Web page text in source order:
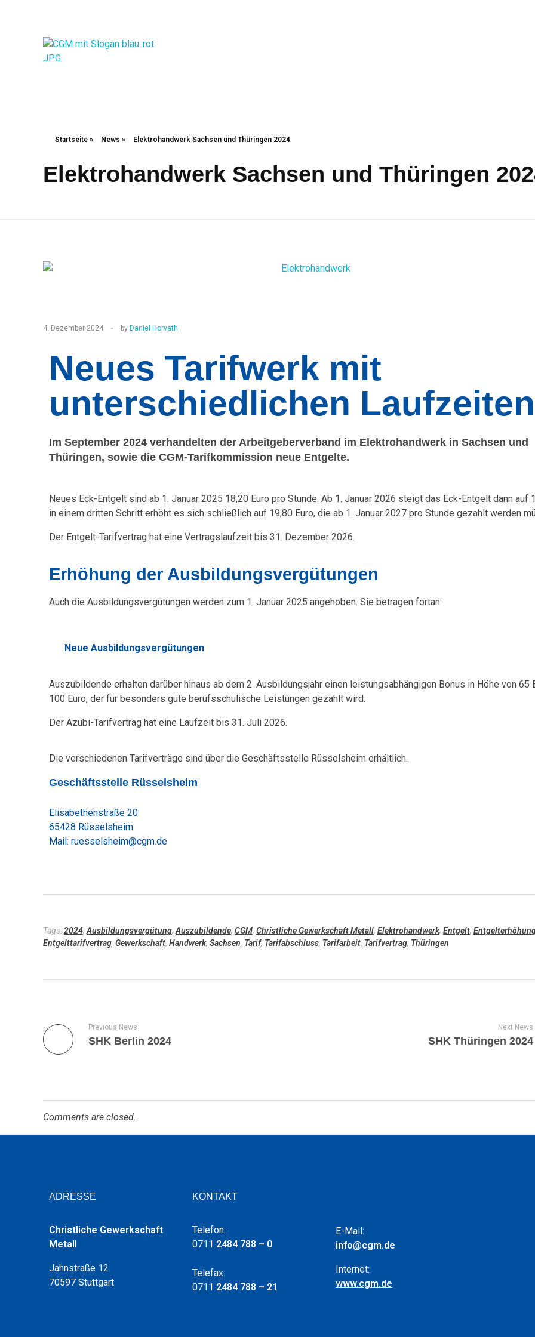
Startseite » News » Elektrohandwerk Sachsen und Thüringen 2024
Elektrohandwerk Sachsen und Thüringen
E
k
h
a
d
w
S
a
e
n
n
d
T
r
i
g
e
0
2
4
4. Dezember 2024 by Daniel Horvath
Neues Tarifwerk mit
unterschiedlichen Laufzeiten
Im September 2024 verhandelten der Arbeitgeberverband im Elektrohandwerk in Sachsen und
Thüringen, sowie die CGM-Tarifkommission neue Entgelte.
Neues Eck-Entgelt sind ab 1. Januar 2025 18,20 Euro pro Stunde. Ab 1. Januar 2026 steigt das Eck-Entgelt dann auf
in einem dritten Schritt erhöht es sich schließlich auf 19,80 Euro, die ab 1. Januar 2027 pro Stunde gezahlt werden
Der Entgelt-Tarifvertrag hat eine Vertragslaufzeit bis 31. Dezember 2026.
Erhöhung der Ausbildungsvergütungen
Auch die Ausbildungsvergütungen werden zum 1. Januar 2025 angehoben. Sie betragen fortan:
Neue Ausbildungsvergütungen
Auszubildende erhalten darüber hinaus ab dem 2. Ausbildungsjahr einen leistungsabhängigen Bonus in Höhe von 65
100 Euro, der für besonders gute berufsschulische Leistungen gezahlt wird.
Der Azubi-Tarifvertrag hat eine Laufzeit bis 31. Juli 2026.
Die verschiedenen Tarifverträge sind über die Geschäftsstelle Rüsselsheim erhältlich.
Geschäftsstelle Rüsselsheim
Elisabethenstraße 20
65428 Rüsselsheim
Mail: ruesselsheim@cgm.de
Tags:2024, Ausbildungsvergütung, Auszubildende, CGM, Christliche Gewerkschaft Metall, Elektrohandwerk, Entgelt,
Entgelttarifvertrag, Gewerkschaft, Handwerk, Sachsen, Tarif, Tarifabschluss, Tarifarbeit, Tarifvertrag, Thüringen
Previous News
SHK Berlin 2024
Next News
SHK Thüringen 2024
Comments are closed.
ADRESSE
Christliche Gewerkschaft
Metall
Jahnstraße 12
70597 Stuttgart
KONTAKT
Telefon:
0711 2484 788 – 0
Telefax:
0711 2484 788 – 21
E-Mail:
info@cgm.de
Internet:
www.cgm.de